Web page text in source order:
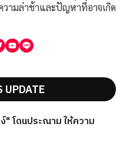
ามล่าช้าและปัญหาที่อาจเกิด
UPDATE
" โดนประณาม ให้ความ